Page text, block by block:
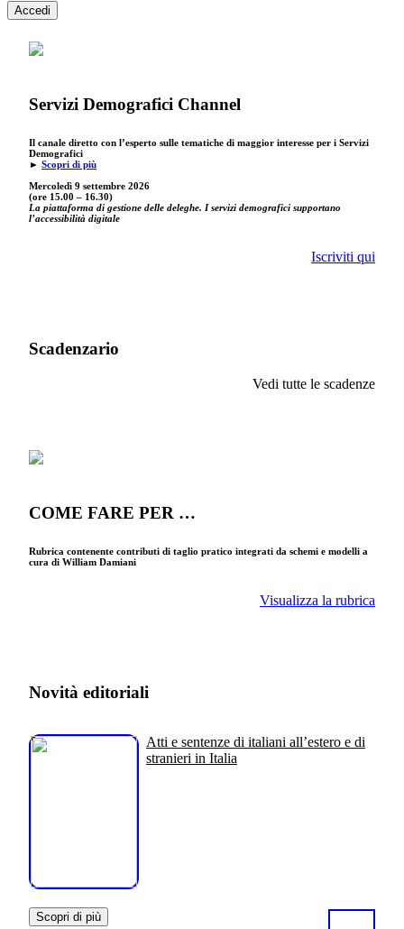
Accedi
Servizi Demografici Channel
Il canale diretto con l’esperto sulle tematiche di maggior interesse per i Servizi
Demografici
► Scopri di più
Mercoledì 9 settembre 2026
(ore 15.00 – 16.30)
La piattaforma di gestione delle deleghe. I servizi demografici supportano
l’accessibilità digitale
Iscriviti qui
Scadenzario
Vedi tutte le scadenze
COME FARE PER …
Rubrica contenente contributi di taglio pratico integrati da schemi e modelli a
cura di William Damiani
Visualizza la rubrica
Novità editoriali
Atti e sentenze di italiani all’estero e di
stranieri in Italia
Scopri di più